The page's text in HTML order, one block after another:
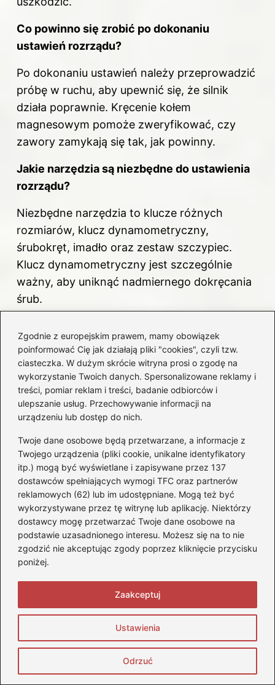
Zgodnie z europejskim prawem, mamy obowiązek
poinformować Cię jak działają pliki "cookies", czyli tzw.
ciasteczka. W dużym skrócie witryna prosi o zgodę na
wykorzystanie Twoich danych. Spersonalizowane reklamy i
treści, pomiar reklam i treści, badanie odbiorców i
ulepszanie usług. Przechowywanie informacji na
urządzeniu lub dostęp do nich.
Twoje dane osobowe będą przetwarzane, a informacje z
Twojego urządzenia (pliki cookie, unikalne identyfikatory
itp.) mogą być wyświetlane i zapisywane przez 137
dostawców spełniających wymogi TFC oraz partnerów
reklamowych (62) lub im udostępniane. Mogą też być
wykorzystywane przez tę witrynę lub aplikację. Niektórzy
dostawcy mogę przetwarzać Twoje dane osobowe na
podstawie uzasadnionego interesu. Możesz się na to nie
zgodzić nie akceptując zgody poprzez kliknięcie przycisku
poniżej.
Ustawienia
Odrzuć
Zaakceptuj
Co powinno się zrobić po dokonaniu
ustawień rozrządu?
Po dokonaniu ustawień należy przeprowadzić
próbę w ruchu, aby upewnić się, że silnik
działa poprawnie. Kręcenie kołem
magnesowym pomoże zweryfikować, czy
zawory zamykają się tak, jak powinny.
Jakie narzędzia są niezbędne do ustawienia
rozrządu?
Niezbędne narzędzia to klucze różnych
rozmiarów, klucz dynamometryczny,
śrubokręt, imadło oraz zestaw szczypiec.
Klucz dynamometryczny jest szczególnie
ważny, aby uniknąć nadmiernego dokręcania
śrub.
rozrządu?
Regularne dbanie o ustawienie rozrządu
przekłada się na lepszą wydajność silnika oraz
większą jego żywotność. Unika to
niepotrzebnych kosztów napraw i pozwala
cieszyć się płynniejszą jazdą bez zbędnych
zgrzytów.
F
a
c
e
b
o
o
k
Pi
nt
er
e
X R
e
d
di
T
u
m
bl
Li
n
k
e
n
Powiązane wpisy:
Jak skutecznie odpowietrzyć tylny
hamulec w motocyklu? Praktyczny